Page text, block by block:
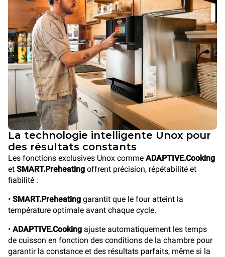
La technologie intelligente Unox pour
des résultats constants
Les fonctions exclusives Unox comme ADAPTIVE.Cooking
et SMART.Preheating offrent précision, répétabilité et
fiabilité :
• SMART.Preheating garantit que le four atteint la
température optimale avant chaque cycle.
• ADAPTIVE.Cooking ajuste automatiquement les temps
de cuisson en fonction des conditions de la chambre pour
garantir la constance et des résultats parfaits, même si la